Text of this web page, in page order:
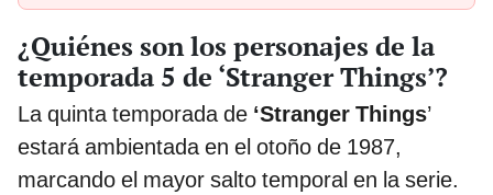
¿Quiénes son los personajes de la
temporada 5 de ‘Stranger Things’?
La quinta temporada de ‘Stranger Things’
estará ambientada en el otoño de 1987,
marcando el mayor salto temporal en la serie.